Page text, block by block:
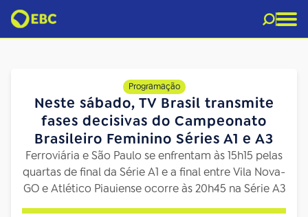
Programação
Neste sábado, TV Brasil transmite
fases decisivas do Campeonato
Brasileiro Feminino Séries A1 e A3
Ferroviária e São Paulo se enfrentam às 15h15 pelas
quartas de final da Série A1 e a final entre Vila Nova-
GO e Atlético Piauiense ocorre às 20h45 na Série A3